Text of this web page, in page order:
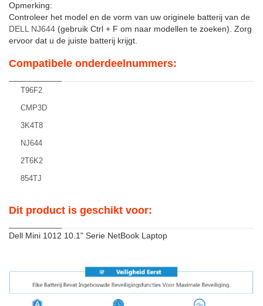
Opmerking:
Controleer het model en de vorm van uw originele batterij van de
DELL NJ644 (gebruik Ctrl + F om naar modellen te zoeken). Zorg
ervoor dat u de juiste batterij krijgt.
Compatibele onderdeelnummers:
T96F2
CMP3D
3K4T8
NJ644
2T6K2
854TJ
Dit product is geschikt voor:
Dell Mini 1012 10.1" Serie NetBook Laptop